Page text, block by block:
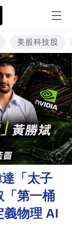
美股科技股
達「太子
「第一桶
義物理 AI